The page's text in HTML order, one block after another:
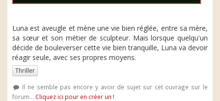
Luna est aveugle et mène une vie bien réglée, entre sa mère,
sa sœur et son métier de sculpteur. Mais lorsque quelqu'un
décide de bouleverser cette vie bien tranquille, Luna va devoir
réagir seule, avec ses propres moyens.
Thriller
Il ne semble pas encore y avoir de sujet sur cet ouvrage sur le
forum... Cliquez ici pour en créer un !